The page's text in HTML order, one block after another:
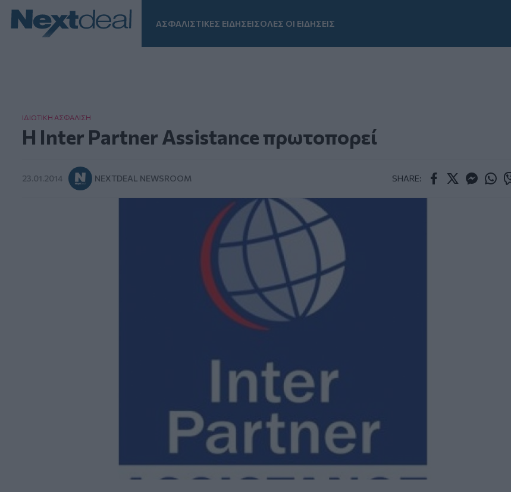
ΑΣΦΑΛΙΣΤΙΚΕΣ ΕΙΔΗΣΕΙΣΟΛΕΣ ΟΙ ΕΙΔΗΣΕΙΣ
ΙΔΙΩΤΙΚΗ ΑΣΦAΛΙΣΗ
Η Inter Partner Assistance πρωτοπορεί
23.01.2014 NEXTDEAL NEWSROOM SHARE: